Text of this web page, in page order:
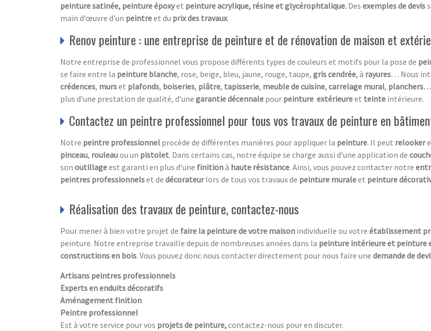
peinture satinée, peinture époxyet peinture acrylique, résine et glycérophtalique. Des exemples de devis
main d’œuvre d’un peintreet du prix des travaux.
Renov peinture : une entreprise de peinture et de rénovation de maison et
Notre entreprise de professionnel vous propose différents types de couleurs et motifs pour la pose de
se faire entre la peinture blanche, rose, beige, bleu, jaune, rouge, taupe, gris cendrée, à rayures… Nous
crédences, murset plafonds, boiseries, plâtre, tapisserie, meuble de cuisine, carrelage mural, planchers…
plus d’une prestation de qualité, d’une garantie décennale pour peinture extérieureet teinte intérieure.
Contactez un peintre professionnel pour tous vos travaux de peinture en
Notre peintre professionnel procède de différentes manières pour appliquer la peinture. Il peut relooker
pinceau, rouleauou un pistolet. Dans certains cas, notre équipe se charge aussi d’une application de
son outillageest garanti en plus d’une finitionà haute résistance. Ainsi, vous pouvez contacter notre
peintres professionnelset de décorateurlors de tous vos travaux de peinture muraleet peinture
Réalisation des travaux de peinture, contactez-nous
Pour mener à bien votre projet de faire la peinture de votre maison individuelle ou votre établissement
peinture. Notre entreprise travaille depuis de nombreuses années dans la peinture intérieure et peinture
constructions en bois. Vous pouvez donc nous contacter directement pour nous faire une demande de
Artisans peintres professionnels
Experts en enduits décoratifs
Aménagement finition
Peintre professionnel
Est à votre service pour vos projets de peinture,contactez-nous pour en discuter.